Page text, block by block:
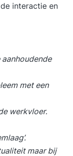
interactie en
met een
werkvloer.
maar bij